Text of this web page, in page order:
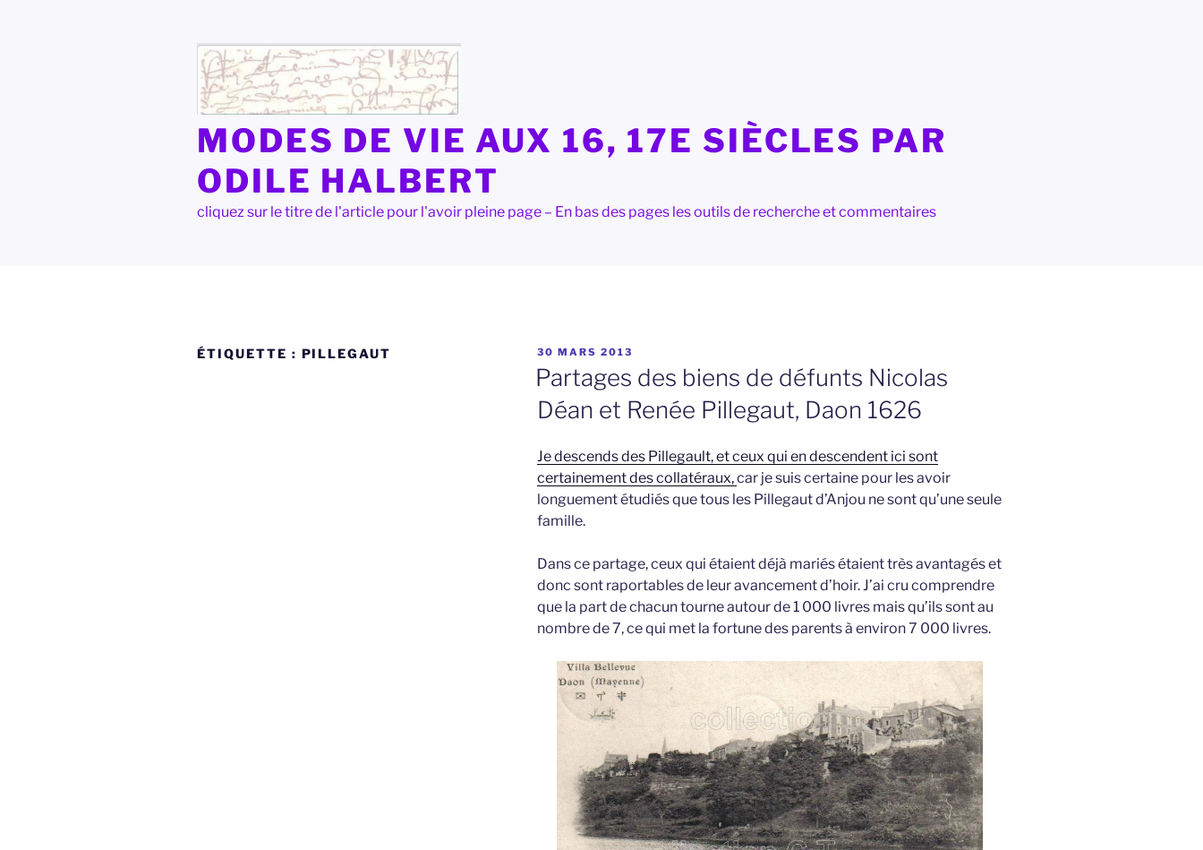
MODES DE VIE AUX 16, 17E SIÈCLES PAR
ODILE HALBERT
cliquez sur le titre de l'article pour l'avoir pleine page – En bas des pages les outils de recherche et commentaires
ÉTIQUETTE : PILLEGAUT
PUBLIÉ
LE
30 MARS 2013
Partages des biens de défunts Nicolas
Déan et Renée Pillegaut, Daon 1626
Je descends des Pillegault, et ceux qui en descendent ici sont
certainement des collatéraux,car je suis certaine pour les avoir
longuement étudiés que tous les Pillegaut d’Anjou ne sont qu’une seule
famille.
Dans ce partage, ceux qui étaient déjà mariés étaient très avantagés et
donc sont raportables de leur avancement d’hoir. J’ai cru comprendre
que la part de chacun tourne autour de 1 000 livres mais qu’ils sont au
nombre de 7, ce qui met la fortune des parents à environ 7 000 livres.